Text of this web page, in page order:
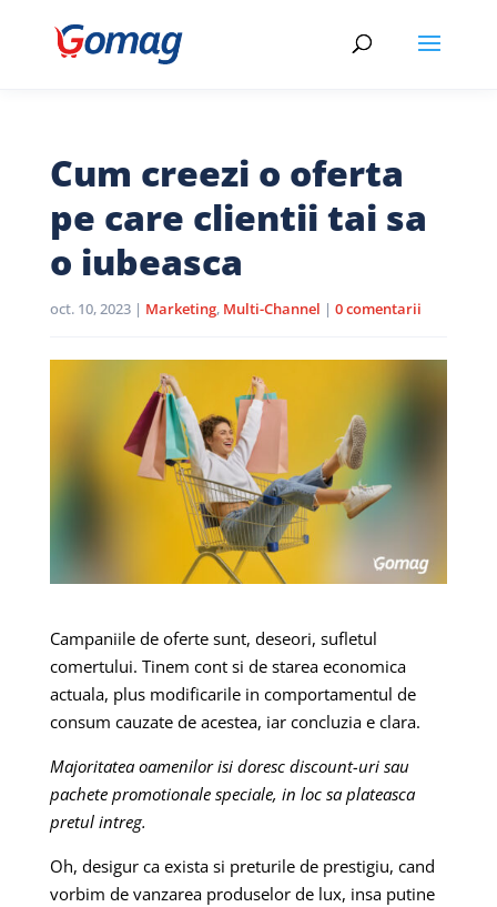
Cum creezi o oferta
pe care clientii tai sa
o iubeasca
oct. 10, 2023| Marketing, Multi-Channel | 0 comentarii
Campaniile de oferte sunt, deseori, sufletul
comertului. Tinem cont si de starea economica
actuala, plus modificarile in comportamentul de
consum cauzate de acestea, iar concluzia e clara.
Majoritatea oamenilor isi doresc discount-uri sau
pachete promotionale speciale, in loc sa plateasca
pretul intreg.
Oh, desigur ca exista si preturile de prestigiu, cand
vorbim de vanzarea produselor de lux, insa putine